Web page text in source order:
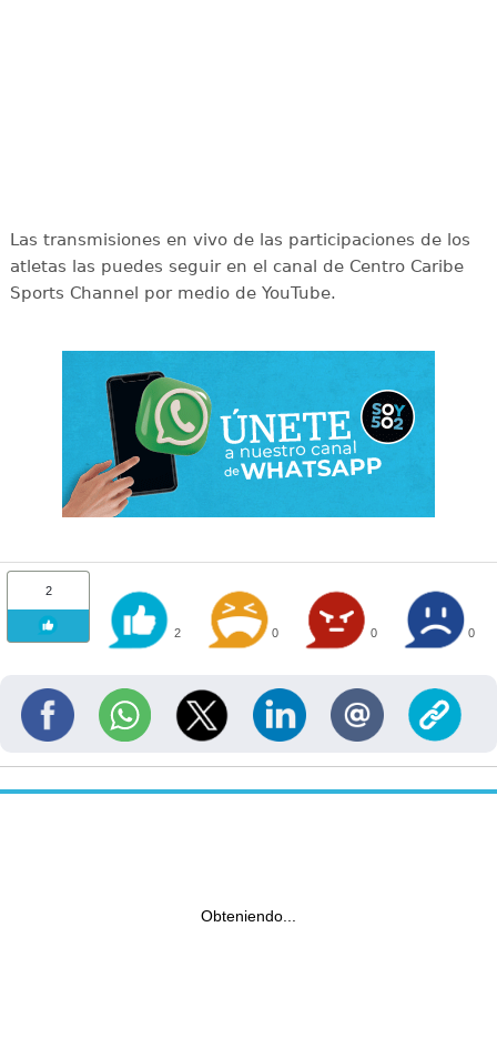
Las transmisiones en vivo de las participaciones de los
atletas las puedes seguir en el canal de Centro Caribe
Sports Channel por medio de YouTube.
2
2 0 0 0
Obteniendo...